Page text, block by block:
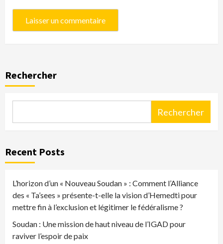
Rechercher
Rechercher
Recent Posts
L’horizon d’un « Nouveau Soudan » : Comment l’Alliance
des « Ta’sees » présente-t-elle la vision d’Hemedti pour
mettre fin à l’exclusion et légitimer le fédéralisme ?
Soudan : Une mission de haut niveau de l’IGAD pour
raviver l’espoir de paix